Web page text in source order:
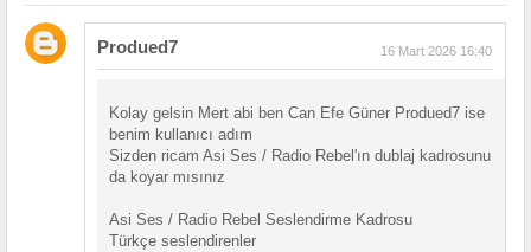
Produed7 16 Mart 2026 16:40
Kolay gelsin Mert abi ben Can Efe Güner Produed7 ise
benim kullanıcı adım
Sizden ricam Asi Ses / Radio Rebel'ın dublaj kadrosunu
da koyar mısınız
Asi Ses / Radio Rebel Seslendirme Kadrosu
Türkçe seslendirenler